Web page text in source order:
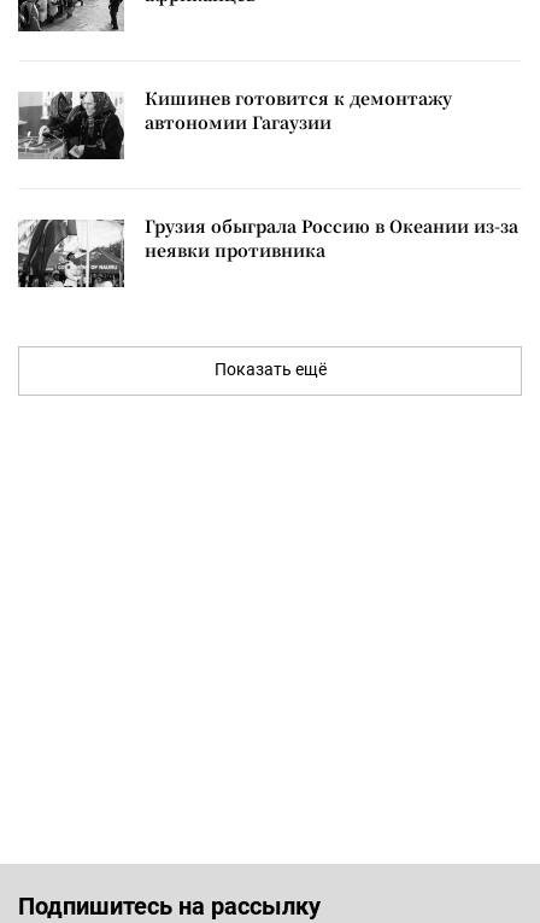
Кишинев готовится к демонтажу
автономии Гагаузии
Грузия обыграла Россию в Океании из-за
неявки противника
Показать ещё
Подпишитесь на рассылку